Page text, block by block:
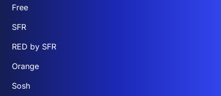
Free
SFR
RED by SFR
Orange
Sosh